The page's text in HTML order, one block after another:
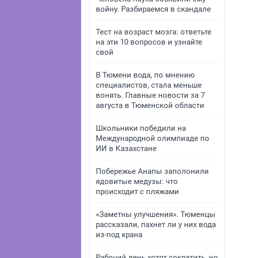
войну. Разбираемся в скандале
Тест на возраст мозга: ответьте
на эти 10 вопросов и узнайте
свой
В Тюмени вода, по мнению
специалистов, стала меньше
вонять. Главные новости за 7
августа в Тюменской области
Школьники победили на
Международной олимпиаде по
ИИ в Казахстане
Побережье Анапы заполонили
ядовитые медузы: что
происходит с пляжами
«Заметны улучшения». Тюменцы
рассказали, пахнет ли у них вода
из-под крана